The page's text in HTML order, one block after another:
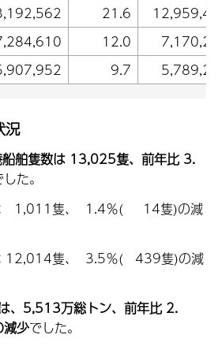
21.6
12.0
9.7
舶隻数は 13,025隻、前年比 3.
た。
隻、 1.4％( 14隻)の減
隻、 3.5％( 439隻)の減
、5,513万総トン、前年比 2.
少でした。